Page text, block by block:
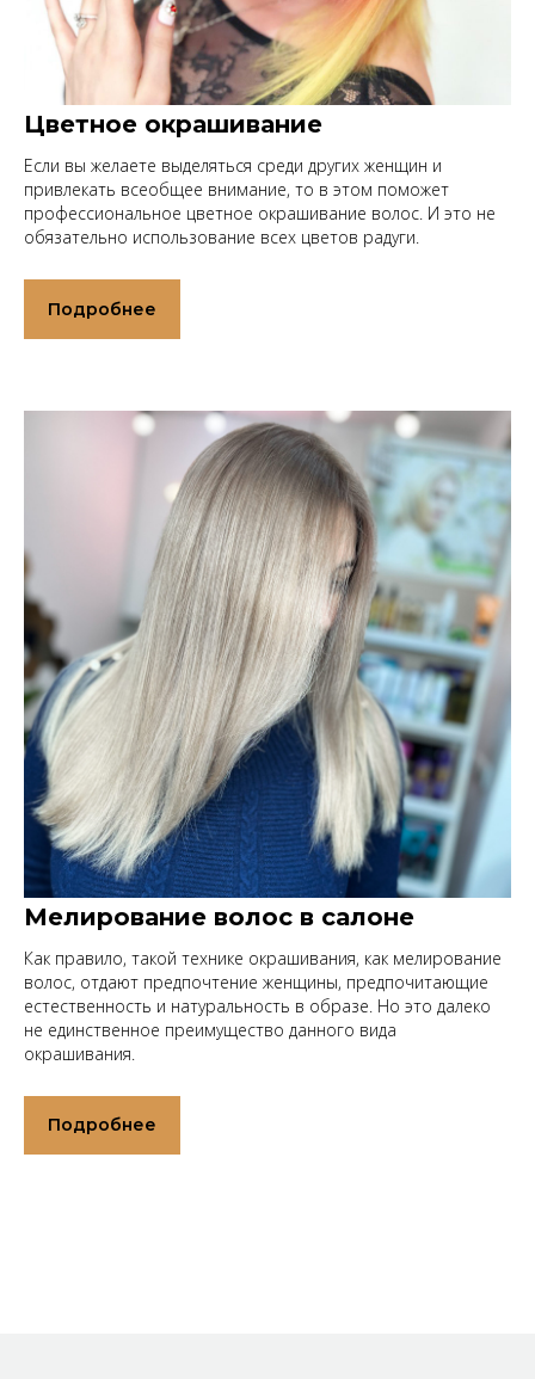
Цветное окрашивание
Если вы желаете выделяться среди других женщин и
привлекать всеобщее внимание, то в этом поможет
профессиональное цветное окрашивание волос. И это не
обязательно использование всех цветов радуги.
Подробнее
Мелирование волос в салоне
Как правило, такой технике окрашивания, как мелирование
волос, отдают предпочтение женщины, предпочитающие
естественность и натуральность в образе. Но это далеко
не единственное преимущество данного вида
окрашивания.
Подробнее